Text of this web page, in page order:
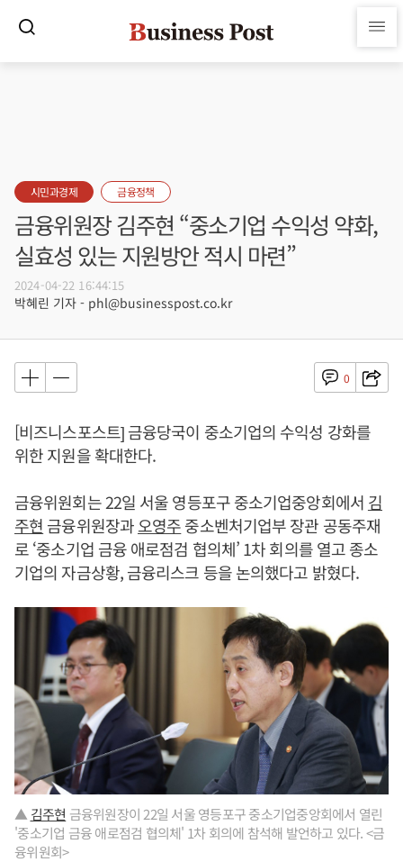
시민과경제 금융정책
금융위원장 김주현 “중소기업 수익성 약화,
실효성 있는 지원방안 적시 마련”
2024-04-22 16:44:15
박혜린 기자 - phl@businesspost.co.kr
0
[비즈니스포스트] 금융당국이 중소기업의 수익성 강화를
위한 지원을 확대한다.
금융위원회는 22일 서울 영등포구 중소기업중앙회에서 김
주현 금융위원장과오영주중소벤처기업부 장관 공동주재
로 ‘중소기업 금융 애로점검 협의체’ 1차 회의를 열고 종소
기업의 자금상황, 금융리스크 등을 논의했다고 밝혔다.
▲ 김주현 금융위원장이 22일 서울 영등포구 중소기업중앙회에서 열린
'중소기업 금융 애로점검 협의체' 1차 회의에 참석해 발언하고 있다. <금
융위원회>